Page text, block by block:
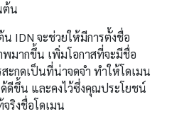
ต้น
IDN จะช่วยให้มีการตั้งชื่อ
มากขึ้น เพิ่มโอกาสที่จะมีชื่อ
ะกดเป็นที่น่าจดจำ ทำให้โดเมน
ดีขึ้น และคงไว้ซึ่งคุณประโยชน์
ริงชื่อโดเมน